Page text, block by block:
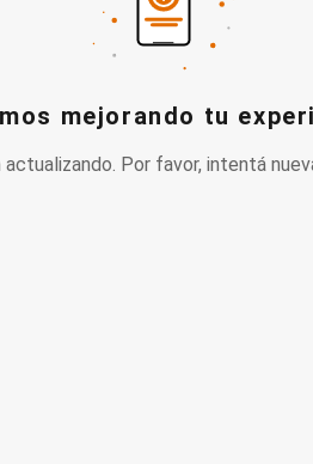
mejorando tu
Por favor, intentá